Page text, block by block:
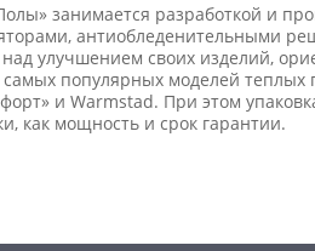
занимается разработкой и
антиобледенительными
над улучшением своих изделий,
популярных моделей теплых
и Warmstad. При этом
как мощность и срок гарантии.